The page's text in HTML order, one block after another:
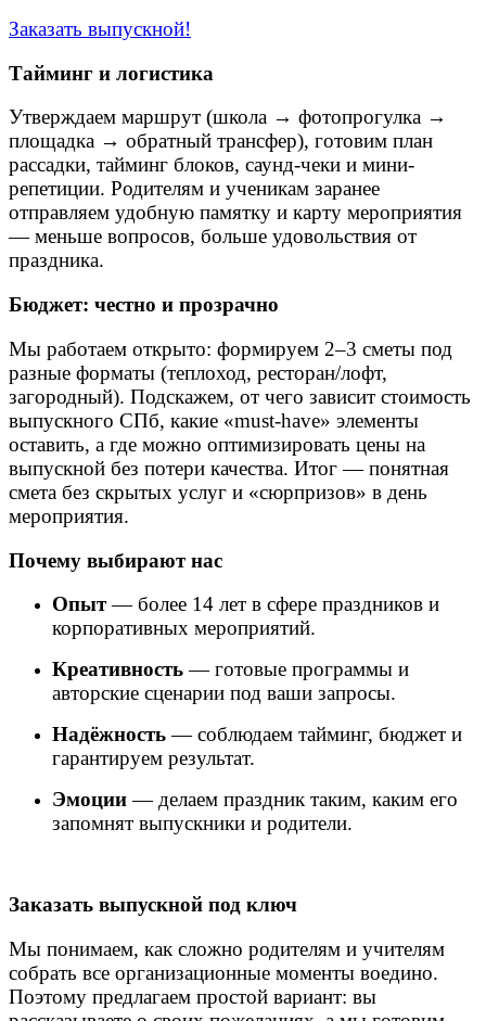
Заказать выпускной!
Тайминг и логистика
Утверждаем маршрут (школа → фотопрогулка →
площадка → обратный трансфер), готовим план
рассадки, тайминг блоков, саунд-чеки и мини-
репетиции. Родителям и ученикам заранее
отправляем удобную памятку и карту мероприятия
— меньше вопросов, больше удовольствия от
праздника.
Бюджет: честно и прозрачно
Мы работаем открыто: формируем 2–3 сметы под
разные форматы (теплоход, ресторан/лофт,
загородный). Подскажем, от чего зависит стоимость
выпускного СПб, какие «must-have» элементы
оставить, а где можно оптимизировать цены на
выпускной без потери качества. Итог — понятная
смета без скрытых услуг и «сюрпризов» в день
мероприятия.
Почему выбирают нас
Опыт— более 14 лет в сфере праздников и
корпоративных мероприятий.
Креативность— готовые программы и
авторские сценарии под ваши запросы.
Надёжность— соблюдаем тайминг, бюджет и
гарантируем результат.
Эмоции— делаем праздник таким, каким его
запомнят выпускники и родители.
Заказать выпускной под ключ
Мы понимаем, как сложно родителям и учителям
собрать все организационные моменты воедино.
Поэтому предлагаем простой вариант: вы